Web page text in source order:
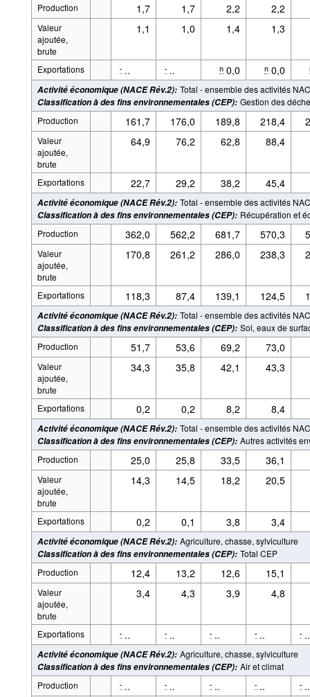
Production
1,7 1,7 2,2 2,2
Valeur
ajoutée,
brute
1,1 1,0 1,4 1,3
Exportations - .. - .. n 0,0 n 0,0
Activité économique (NACE Rév.2): Total - ensemble des activités
Classification à des fins environnementales (CEP): Gestion des
Production
161,7 176,0 189,8 218,4
Valeur
ajoutée,
brute
64,9 76,2 62,8 88,4
Exportations 22,7 29,2 38,2 45,4
Activité économique (NACE Rév.2): Total - ensemble des activités
Classification à des fins environnementales (CEP): Récupération et
Production
362,0 562,2 681,7 570,3
Valeur
ajoutée,
brute
170,8 261,2 286,0 238,3
Exportations 118,3 87,4 139,1 124,5
Activité économique (NACE Rév.2): Total - ensemble des activités
Classification à des fins environnementales (CEP): Sol, eaux de
Production
51,7 53,6 69,2 73,0
Valeur
ajoutée,
brute
34,3 35,8 42,1 43,3
Exportations 0,2 0,2 8,2 8,4
Activité économique (NACE Rév.2): Total - ensemble des activités
Classification à des fins environnementales (CEP): Autres activités
Production
25,0 25,8 33,5 36,1
Valeur
ajoutée,
brute
14,3 14,5 18,2 20,5
Exportations 0,2 0,1 3,8 3,4
Activité économique (NACE Rév.2): Agriculture, chasse, sylviculture
Classification à des fins environnementales (CEP): Total CEP
Production
12,4 13,2 12,6 15,1
Valeur
ajoutée,
brute
3,4 4,3 3,9 4,8
Exportations - .. - .. - .. - .. - ..
Activité économique (NACE Rév.2): Agriculture, chasse, sylviculture
Classification à des fins environnementales (CEP): Air et climat
Production
- .. - .. - .. - .. - ..